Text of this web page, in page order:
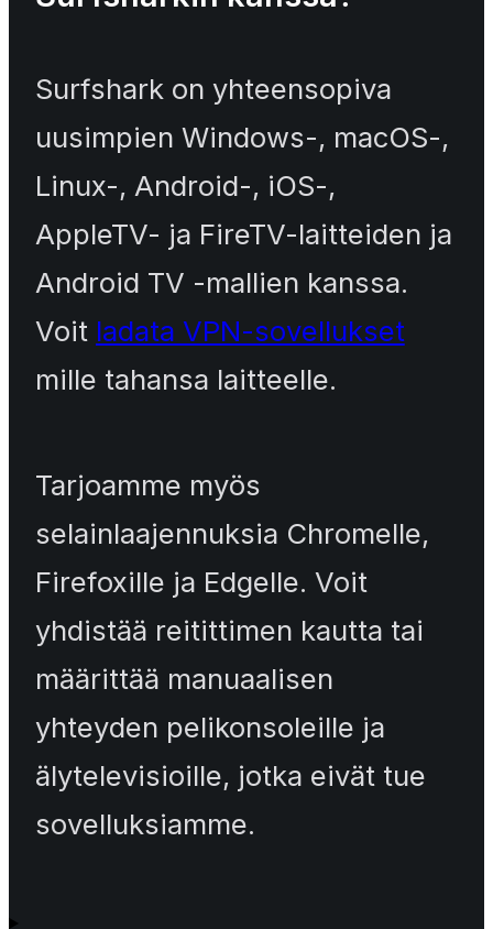
Surfshark on yhteensopiva
uusimpien Windows-, macOS-,
Linux-, Android-, iOS-,
AppleTV- ja FireTV-laitteiden ja
Android TV -mallien kanssa.
Voit ladata VPN-sovellukset
mille tahansa laitteelle.
Tarjoamme myös
selainlaajennuksia Chromelle,
Firefoxille ja Edgelle. Voit
yhdistää reitittimen kautta tai
määrittää manuaalisen
yhteyden pelikonsoleille ja
älytelevisioille, jotka eivät tue
sovelluksiamme.